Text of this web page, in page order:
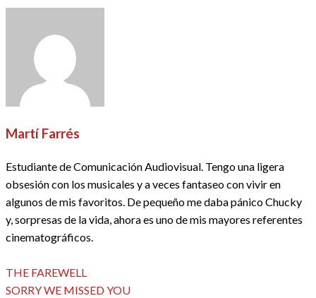
Martí Farrés
Estudiante de Comunicación Audiovisual. Tengo una ligera
obsesión con los musicales y a veces fantaseo con vivir en
algunos de mis favoritos. De pequeño me daba pánico Chucky
y, sorpresas de la vida, ahora es uno de mis mayores referentes
cinematográficos.
Navegación
Entrada
anterior
THE FAREWELL
Entrada
SORRY WE MISSED YOU